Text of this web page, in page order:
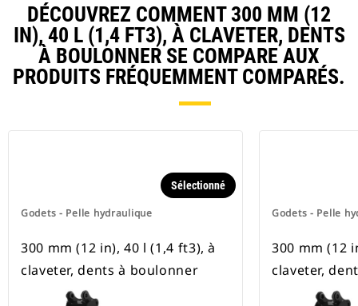
DÉCOUVREZ COMMENT 300 MM (12
IN), 40 L (1,4 FT3), À CLAVETER, DENTS
À BOULONNER SE COMPARE AUX
PRODUITS FRÉQUEMMENT COMPARÉS.
Godets - Pelle hydraulique
Sélectionné
300 mm (12 in), 40 l (1,4 ft3), à
claveter, dents à boulonner
Godets - Pelle
300 mm (12
claveter,